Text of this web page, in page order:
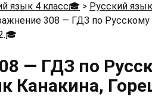
язык 4 класс🎓 > Русский
308 — ГДЗ по Русскому
🎓
— ГДЗ по
Канакина,